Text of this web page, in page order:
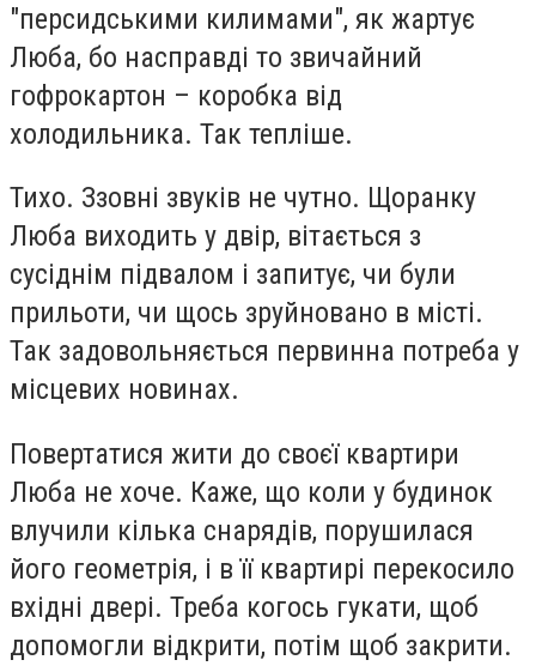
"персидськими килимами", як жартує
Люба, бо насправді то звичайний
гофрокартон – коробка від
холодильника. Так тепліше.
Тихо. Ззовні звуків не чутно. Щоранку
Люба виходить у двір, вітається з
сусіднім підвалом і запитує, чи були
прильоти, чи щось зруйновано в місті.
Так задовольняється первинна потреба у
місцевих новинах.
Повертатися жити до своєї квартири
Люба не хоче. Каже, що коли у будинок
влучили кілька снарядів, порушилася
його геометрія, і в її квартирі перекосило
вхідні двері. Треба когось гукати, щоб
допомогли відкрити, потім щоб закрити.